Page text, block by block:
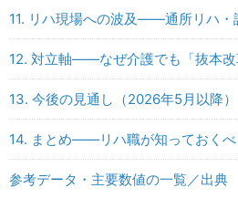
11. リハ現場への波及――通所リハ・
12. 対立軸――なぜ介護でも「抜本
13. 今後の見通し（2026年5月以降）
14. まとめ――リハ職が知っておくべ
参考データ・主要数値の一覧／出典